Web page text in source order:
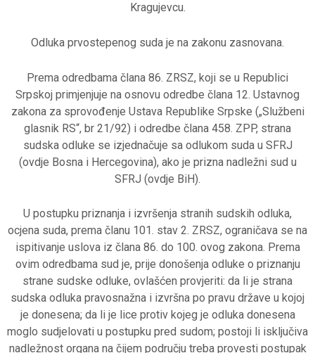
Kragujevcu.
Odluka prvostepenog suda je na zakonu zasnovana.
Prema odredbama člana 86. ZRSZ, koji se u Republici
Srpskoj primjenjuje na osnovu odredbe člana 12. Ustavnog
zakona za sprovođenje Ustava Republike Srpske („Službeni
glasnik RS“, br 21/92) i odredbe člana 458. ZPP, strana
sudska odluke se izjednačuje sa odlukom suda u SFRJ
(ovdje Bosna i Hercegovina), ako je prizna nadležni sud u
SFRJ (ovdje BiH).
U postupku priznanja i izvršenja stranih sudskih odluka,
ocjena suda, prema članu 101. stav 2. ZRSZ, ograničava se na
ispitivanje uslova iz člana 86. do 100. ovog zakona. Prema
ovim odredbama sud je, prije donošenja odluke o priznanju
strane sudske odluke, ovlašćen provjeriti: da li je strana
sudska odluka pravosnažna i izvršna po pravu države u kojoj
je donesena; da li je lice protiv kojeg je odluka donesena
moglo sudjelovati u postupku pred sudom; postoji li isključiva
nadležnost organa na čijem području treba provesti postupak